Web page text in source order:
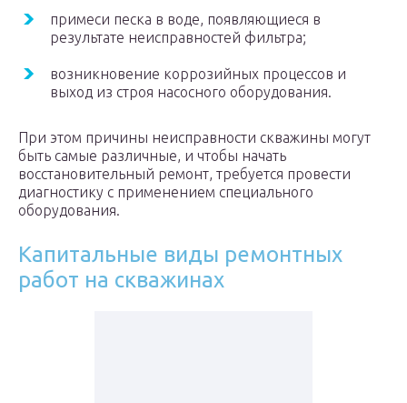
примеси песка в воде, появляющиеся в
результате неисправностей фильтра;
возникновение коррозийных процессов и
выход из строя насосного оборудования.
При этом причины неисправности скважины могут
быть самые различные, и чтобы начать
восстановительный ремонт, требуется провести
диагностику с применением специального
оборудования.
Капитальные виды ремонтных
работ на скважинах